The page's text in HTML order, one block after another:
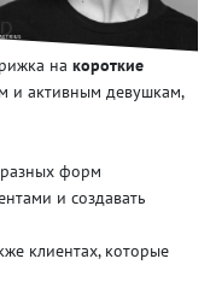
на короткие
и активным девушкам,
форм
и создавать
клиентах, которые